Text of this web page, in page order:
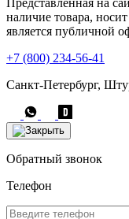
Представленная на
наличие товара,
является публичной
+7 (800) 234-56-41
Санкт-Петербург,
Обратный звонок
Телефон